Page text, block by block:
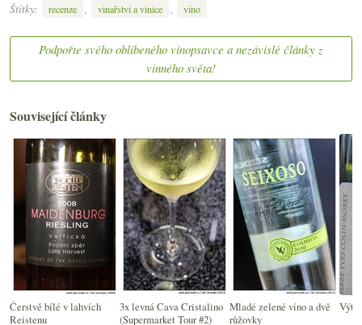
Štítky:
recenze , vinařství a vinice , víno
Podpořte svého oblíbeného vínopsavce a nezávislé články z
vinného světa!
Související články
Čerstvě bílé v lahvích
Reistenu
3x levná Cava Cristalino
(Supermarket Tour #2)
Mladé zelené víno a dvě
růžovky